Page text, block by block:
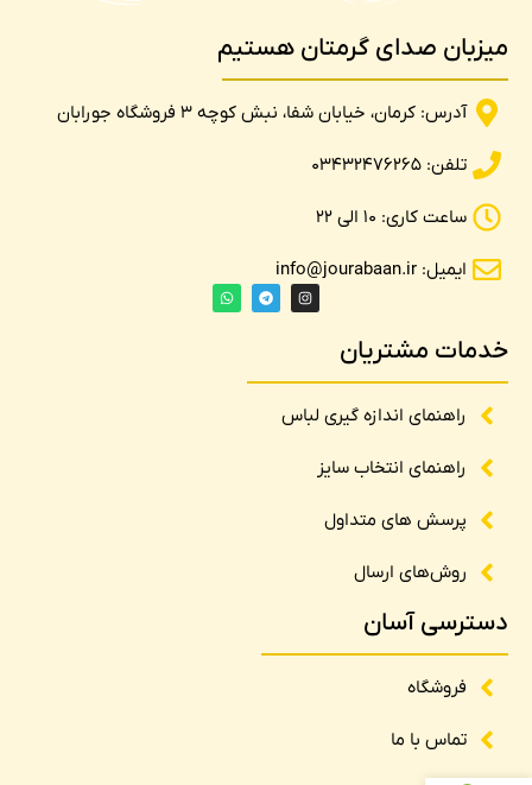
میزبان صدای گرمتان هستیم
آدرس: کرمان، خیابان شفا، نبش کوچه 3 فروشگاه جورابان
تلفن: 03432476265
ساعت کاری: 10 الی 22
ایمیل: info@jourabaan.ir
خدمات مشتریان
راهنمای اندازه گیری لباس
راهنمای انتخاب سایز
پرسش های متداول
روش‌های ارسال
دسترسی آسان
فروشگاه
تماس با ما